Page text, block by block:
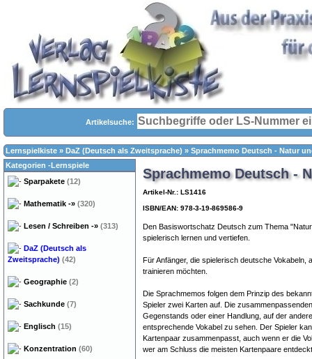
Artikelsuche:
Lernspielkiste » DaZ (Deutsch als Zweitsprache) » Sprachmemo Deutsch - Natur
Sprachmemo Deutsch -
Artikel-Nr.: LS1416
ISBN/EAN: 978-3-19-869586-9
Den Basiswortschatz Deutsch zum Thema
spielerisch lernen und vertiefen.
Für Anfänger, die spielerisch deutsche
trainieren möchten.
Die Sprachmemos folgen dem Prinzip des
Spieler zwei Karten auf. Die
Gegenstands oder einer Handlung, auf der
entsprechende Vokabel zu sehen. Der Spieler
Kartenpaar zusammenpasst, auch wenn er die
wer am Schluss die meisten Kartenpaare
Kategorien -Lernspiele
Sparpakete (12)
Mathematik -» (320)
Lesen / Schreiben -» (313)
DaZ (Deutsch als
Zweitsprache) (42)
Geographie (2)
Sachkunde (7)
Englisch (15)
Konzentration (60)